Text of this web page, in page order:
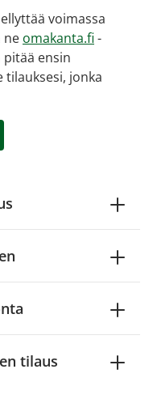
voimassa
ne omakanta.fi -
ensin
jonka
tilaus